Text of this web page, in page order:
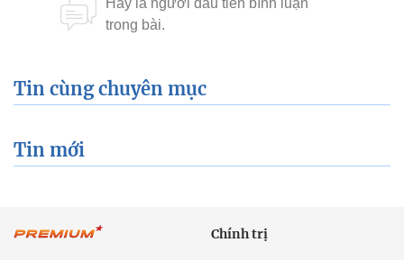
Tin cùng chuyên mục
Tin mới
Chính trị